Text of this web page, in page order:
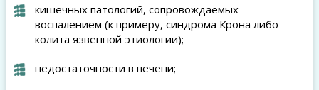
кишечных патологий, сопровождаемых
воспалением (к примеру, синдрома Крона либо
колита язвенной этиологии);
недостаточности в печени;